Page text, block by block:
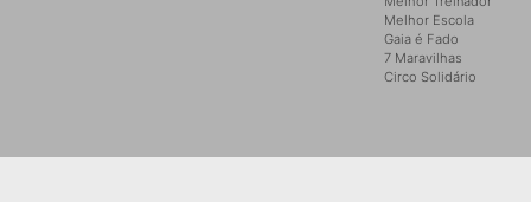
Melhor Escola
Gaia é Fado
7 Maravilhas
Circo Solidário